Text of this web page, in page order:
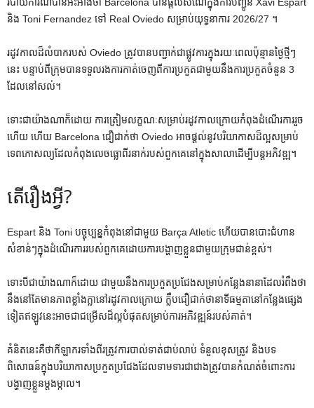
និង Toni Fernandez ទៅ Real Oviedo សម្រាប់យុទ្ធនាការ 2026/27 ។
រដូវកាលដ៏លំបាករបស់ Oviedo ត្រូវបានបញ្ជាក់ជាផ្លូវការក្នុងរយៈពេលប៉ុន្មានថ្ងៃថ្មីៗ
នេះ បន្ទាប់ពីក្រុមបានទទួលរងការកាត់ចេញពីការប្រកួតជាមួយនឹងការប្រកួតចំនួន 3
ដែលនៅសល់។
ទោះជាយ៉ាងណាក៏ដោយ ការត្រៀមលក្ខណៈសម្រាប់រដូវកាលក្រោយកំពុងដំណើរការរួច
ហើយ ហើយ Barcelona ជឿជាក់ថា Oviedo អាចផ្តល់នូវបរិយាកាសដ៏ល្អសម្រាប់
ទេពកោសល្យដែលកំពុងលេចធ្លោពីរនាក់របស់ពួកគេនៅក្នុងសាលាដើម្បីបន្តអភិវឌ្ឍ។
តើ​រឿង​អ្វី?
Espart និង Toni បច្ចុប្បន្នកំពុងនៅជាមួយ Barça Atletic ហើយបានបោះជំហាន
សំខាន់ៗក្នុងដំណើរការរបស់ពួកគេដោយការបង្ហាញខ្លួនជាមួយក្រុមជាន់ខ្ពស់។
ទោះបីជាយ៉ាងណាក៏ដោយ ជាមួយនឹងការប្រកួតប្រជែងសម្រាប់កន្លែងនានាដែលរំពឹងថា
នឹងនៅតែមានភាពខ្លាំងក្លានៅរដូវកាលក្រោយ ក្លឹបជឿជាក់ថានាទីធម្មតានៅកន្លែងផ្សេង
ទៀតឥឡូវនេះអាចជាជម្រើសដ៏ល្អបំផុតសម្រាប់ការអភិវឌ្ឍន៍របស់គាត់។
គំនិតនេះគឺថាកីឡាករទាំងពីរត្រូវការបាល់ទាត់ជាប់លាប់ ទំនួលខុសត្រូវ និងបទ
ពិសោធន៍ក្នុងបរិយាកាសប្រកួតប្រជែងដែលទាមទារជាជាងត្រូវបានកំណត់ចំពោះការ
បង្ហាញខ្លួនម្តងម្កាល។